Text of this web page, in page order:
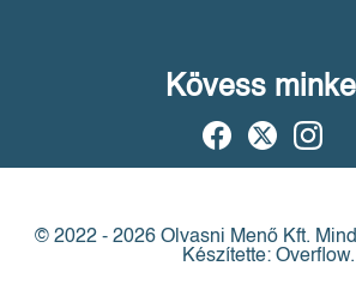
Kövess
© 2022 - 2026 Olvasni Menő Kft.
Készítette: Overflow.